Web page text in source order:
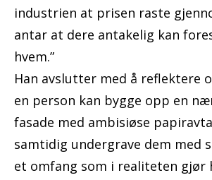
industrien at prisen raste
antar at dere antakelig kan
hvem.”
Han avslutter med å reflektere
en person kan bygge opp en
fasade med ambisiøse
samtidig undergrave dem med
et omfang som i realiteten gjør